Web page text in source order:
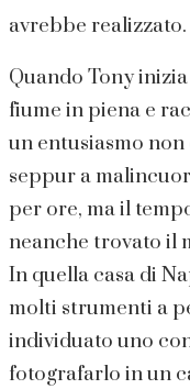
avrebbe realizzato.
Quando Tony
fiume in piena e
un entusiasmo
seppur a
per ore, ma il
neanche trovato il
In quella casa di
molti strumenti a
individuato uno
fotografarlo in un